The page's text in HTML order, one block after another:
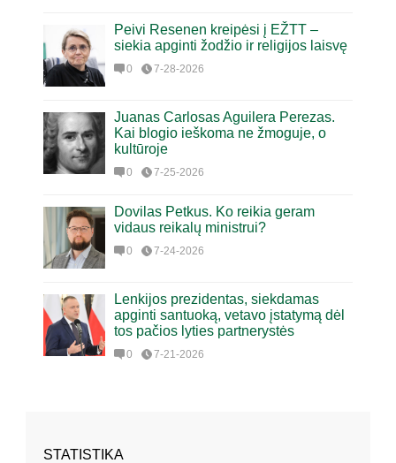
Peivi Resenen kreipėsi į EŽTT –
siekia apginti žodžio ir religijos laisvę
0 7-28-2026
Juanas Carlosas Aguilera Perezas.
Kai blogio ieškoma ne žmoguje, o
kultūroje
0 7-25-2026
Dovilas Petkus. Ko reikia geram
vidaus reikalų ministrui?
0 7-24-2026
Lenkijos prezidentas, siekdamas
apginti santuoką, vetavo įstatymą dėl
tos pačios lyties partnerystės
0 7-21-2026
STATISTIKA